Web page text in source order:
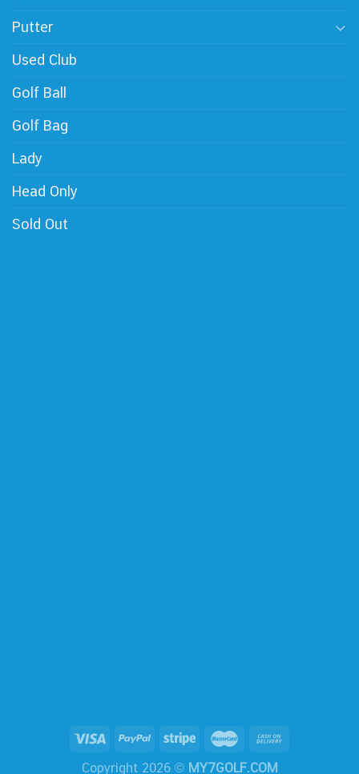
Putter
Used Club
Golf Ball
Golf Bag
Lady
Head Only
Sold Out
Copyright 2026 © MY7GOLF.COM